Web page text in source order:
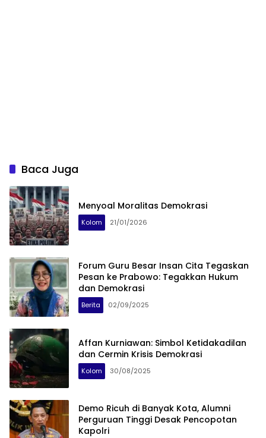
Baca Juga
Menyoal Moralitas Demokrasi
Kolom 21/01/2026
Forum Guru Besar Insan Cita Tegaskan
Pesan ke Prabowo: Tegakkan Hukum
dan Demokrasi
Berita 02/09/2025
Affan Kurniawan: Simbol Ketidakadilan
dan Cermin Krisis Demokrasi
Kolom 30/08/2025
Demo Ricuh di Banyak Kota, Alumni
Perguruan Tinggi Desak Pencopotan
Kapolri